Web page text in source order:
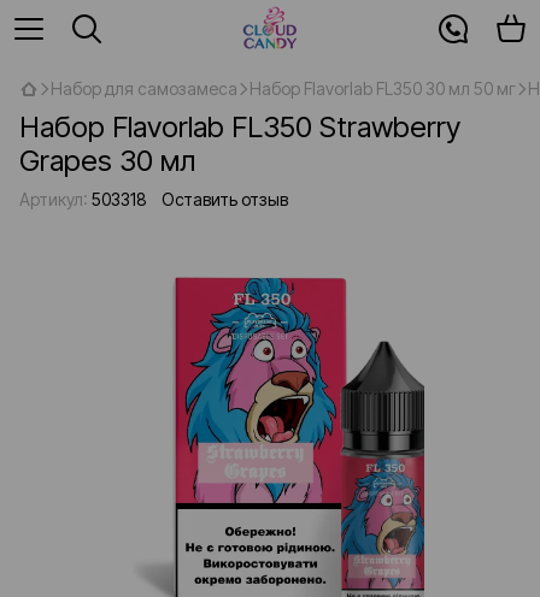
Набор для самозамеса Набор Flavorlab FL350 30 мл 50 мг
Набор Flavorlab FL350 Strawberry
Grapes 30 мл
Артикул: 503318 Оставить отзыв